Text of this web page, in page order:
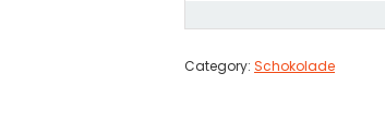
Category: Schokolade